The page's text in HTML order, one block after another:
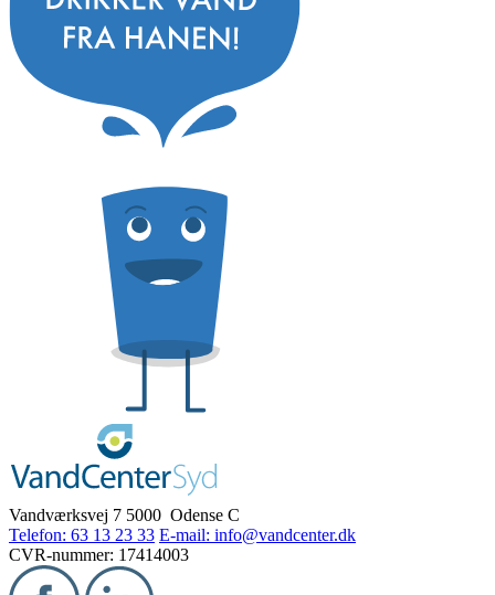
Vandværksvej 7 5000 Odense C
Telefon: 63 13 23 33 E-mail: info@vandcenter.dk
CVR-nummer: 17414003